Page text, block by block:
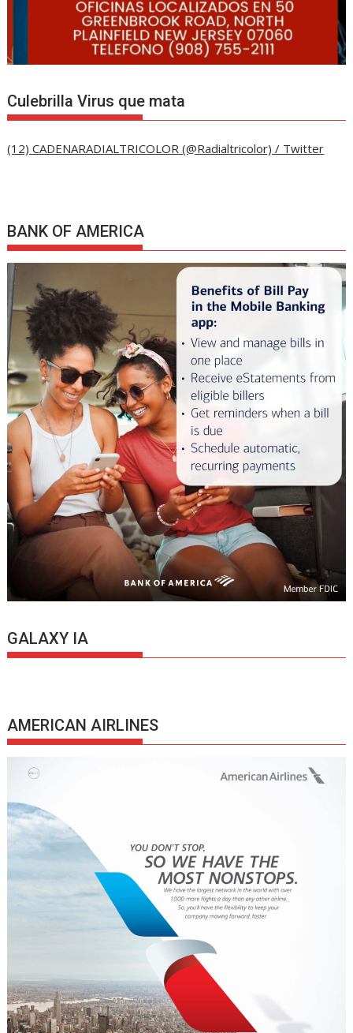
Culebrilla Virus que mata
(12) CADENARADIALTRICOLOR (@Radialtricolor) / Twitter
BANK OF AMERICA
GALAXY IA
AMERICAN AIRLINES